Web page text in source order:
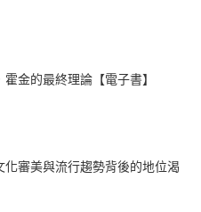
金的最終理論【電子書】
化審美與流行趨勢背後的地位渴